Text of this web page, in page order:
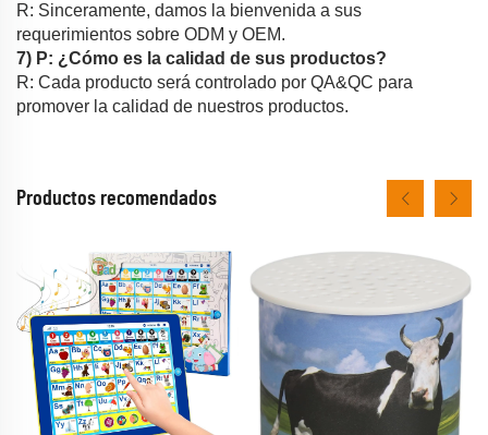
R: Sinceramente, damos la bienvenida a sus
requerimientos sobre ODM y OEM.
7) P: ¿Cómo es la calidad de sus productos?
R: Cada producto será controlado por QA&QC para
promover la calidad de nuestros productos.
Productos recomendados